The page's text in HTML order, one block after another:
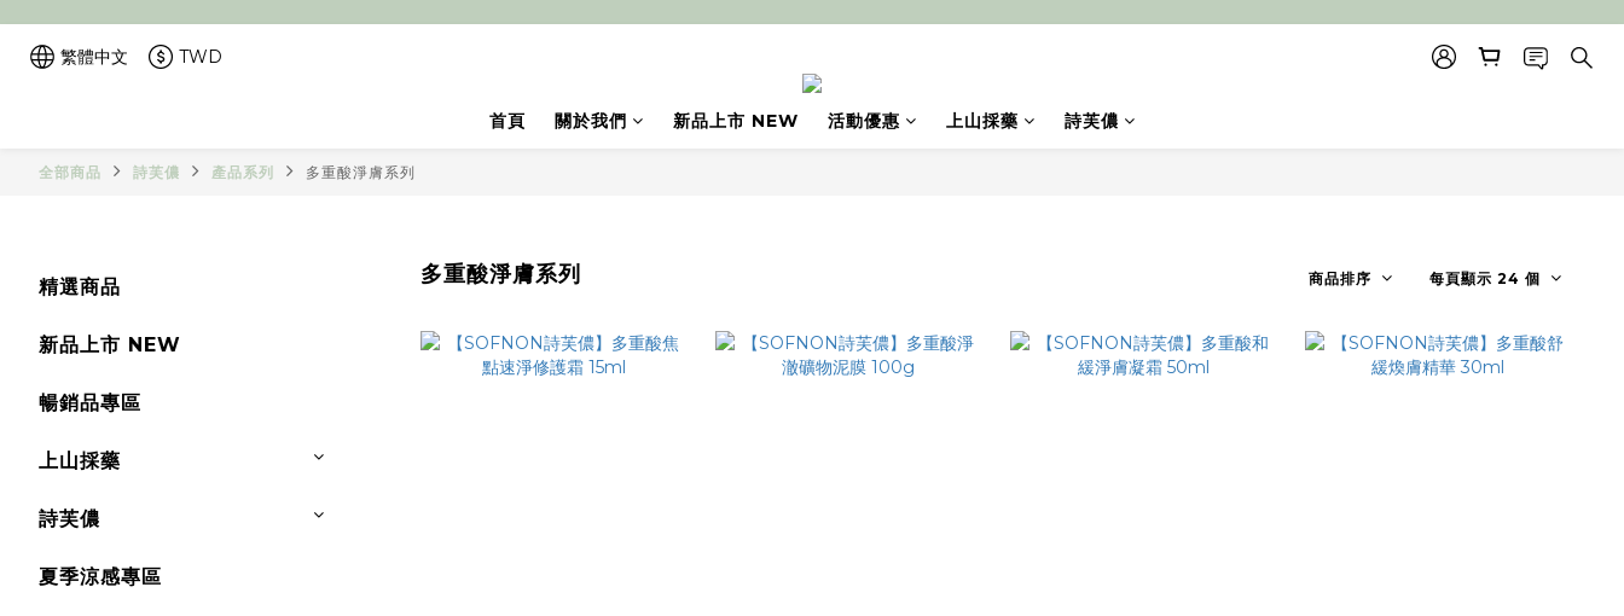
繁體中文 TWD
首頁 關於我們 新品上市 NEW 活動優惠 上山採藥 詩芙儂
全部商品 詩芙儂 產品系列 多重酸淨膚系列
精選商品
新品上市 NEW
暢銷品專區
上山採藥
詩芙儂
夏季涼感專區
多重酸淨膚系列 商品排序 每頁顯示 24 個